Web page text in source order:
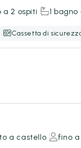
a 2 ospiti 1
Cassetta di
a castello fino a